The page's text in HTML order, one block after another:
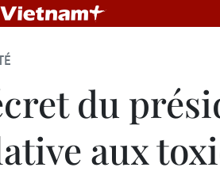
du
aux